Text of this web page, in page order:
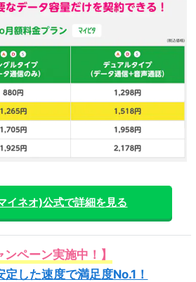
イネオ)公式で詳細を見る
ンペーン実施中！】
した速度で満足度No.1！